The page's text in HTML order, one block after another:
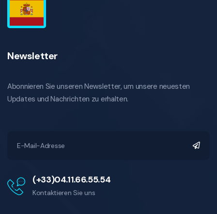
Newsletter
Abonnieren Sie unseren Newsletter, um unsere neuesten
Updates und Nachrichten zu erhalten.
(+33)04.11.66.55.54
Kontaktieren Sie uns